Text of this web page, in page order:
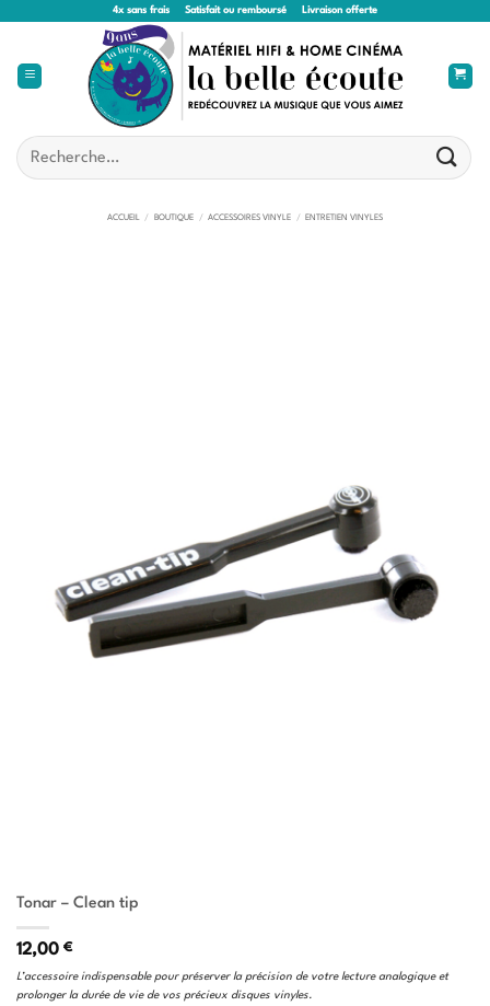
4x sans frais Satisfait ou remboursé Livraison offerte
Recherche
pour :
ACCUEIL / BOUTIQUE / ACCESSOIRES VINYLE / ENTRETIEN VINYLES
Tonar – Clean tip
12,00 €
L’accessoire indispensable pour préserver la précision de votre lecture analogique et
prolonger la durée de vie de vos précieux disques vinyles.